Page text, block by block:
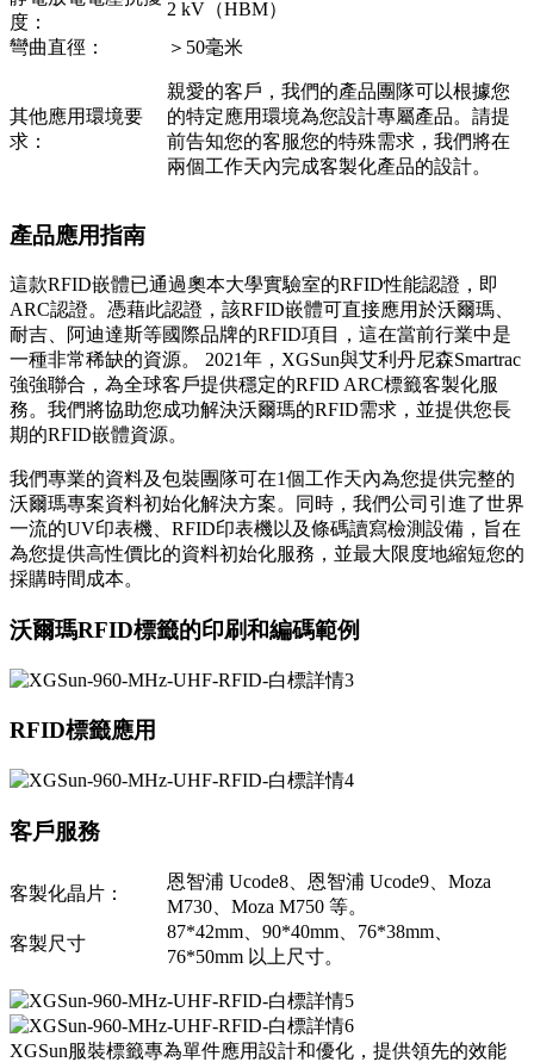
度：
2 kV（HBM）
彎曲直徑：
＞50毫米
其他應用環境要
求：
親愛的客戶，我們的產品團隊可以根據您
的特定應用環境為您設計專屬產品。請提
前告知您的客服您的特殊需求，我們將在
兩個工作天內完成客製化產品的設計。
產品應用指南
這款RFID嵌體已通過奧本大學實驗室的RFID性能認證，即
ARC認證。憑藉此認證，該RFID嵌體可直接應用於沃爾瑪、
耐吉、阿迪達斯等國際品牌的RFID項目，這在當前行業中是
一種非常稀缺的資源。 2021年，XGSun與艾利丹尼森Smartrac
強強聯合，為全球客戶提供穩定的RFID ARC標籤客製化服
務。我們將協助您成功解決沃爾瑪的RFID需求，並提供您長
期的RFID嵌體資源。
我們專業的資料及包裝團隊可在1個工作天內為您提供完整的
沃爾瑪專案資料初始化解決方案。同時，我們公司引進了世界
一流的UV印表機、RFID印表機以及條碼讀寫檢測設備，旨在
為您提供高性價比的資料初始化服務，並最大限度地縮短您的
採購時間成本。
沃爾瑪RFID標籤的印刷和編碼範例
RFID標籤應用
客戶服務
客製化晶片：
恩智浦 Ucode8、恩智浦 Ucode9、Moza
M730、Moza M750 等。
客製尺寸
87*42mm、90*40mm、76*38mm、
76*50mm 以上尺寸。
XGSun服裝標籤專為單件應用設計和優化，提供領先的效能